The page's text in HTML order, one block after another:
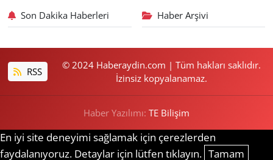
Son Dakika Haberleri Haber Arşivi
RSS
© 2024 Haberaydin.com | Tüm hakları saklıdır.
İzinsiz kopyalanamaz.
Haber Yazılımı: TE Bilişim
En iyi site deneyimi sağlamak için çerezlerden
faydalanıyoruz. Detaylar için lütfen tıklayın. Tamam